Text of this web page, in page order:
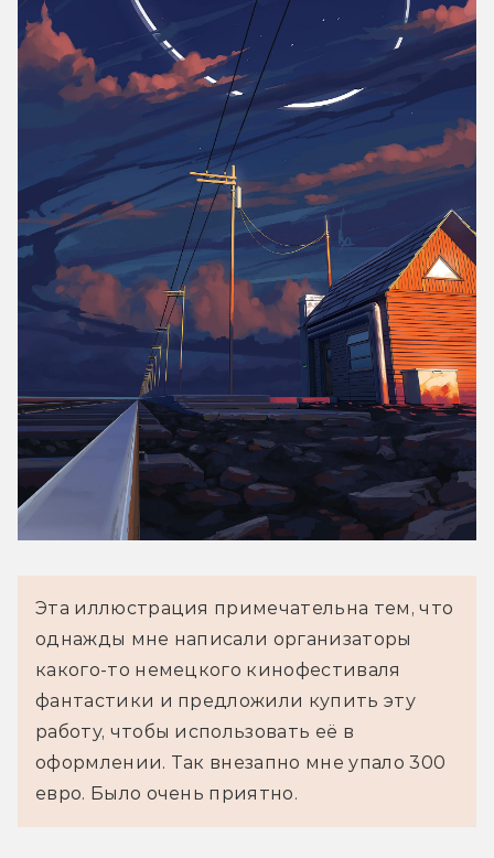
Эта иллюстрация примечательна тем, что
однажды мне написали организаторы
какого-то немецкого кинофестиваля
фантастики и предложили купить эту
работу, чтобы использовать её в
оформлении. Так внезапно мне упало 300
евро. Было очень приятно.